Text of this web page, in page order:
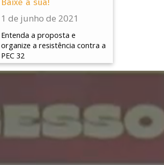
1 de junho de 2021
Entenda a proposta e
organize a resistência contra a
PEC 32